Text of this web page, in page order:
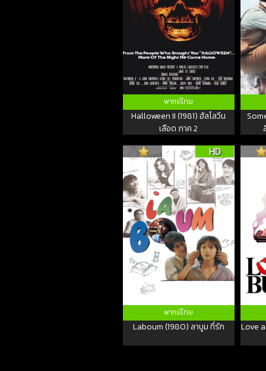
พากย์ไทย
Halloween II (1981) ฮัลโลวีน
เลือด ภาค 2
HD
พากย์ไทย
Laboum (1980) ลาบูม ที่รัก Love